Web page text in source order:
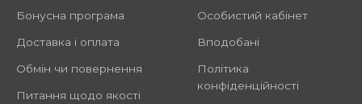
Бонусна програма
Доставка і оплата
Обмін чи повернення
Питання щодо якості
Особистий кабінет
Вподобані
Політика
конфіденційності